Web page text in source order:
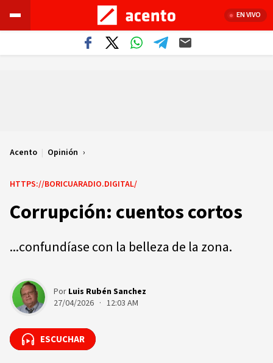
EN VIVO
Acento | Opinión
HTTPS://BORICUARADIO.DIGITAL/
Corrupción: cuentos cortos
...confundíase con la belleza de la zona.
Por Luis Rubén Sanchez
27/04/2026 · 12:03 AM
ESCUCHAR
ESCUCHAR